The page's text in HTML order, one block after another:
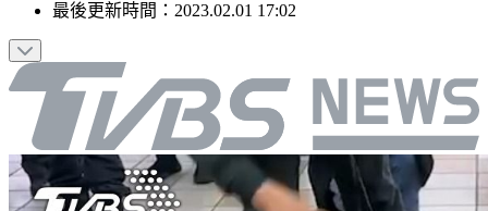
最後更新時間： 2023.02.01 17:02